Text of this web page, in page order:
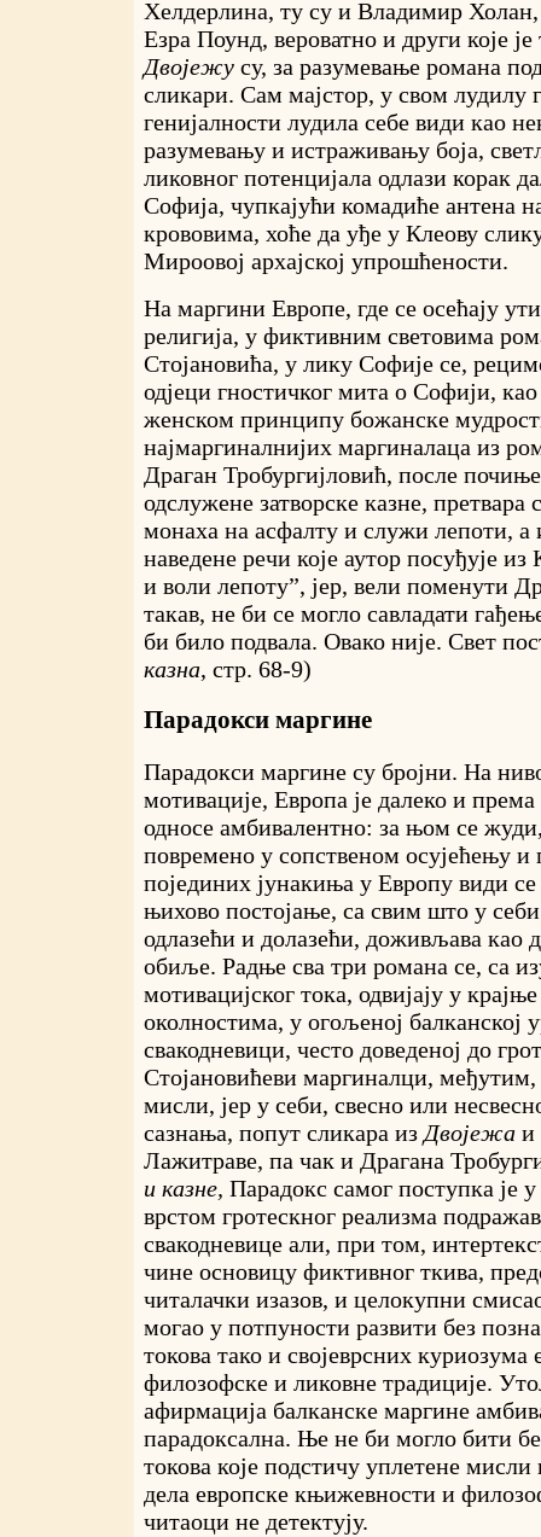
Хелдерлина, ту су и Владимир
Езра Поунд, вероватно и други које
Двојежу су, за разумевање романа
сликари. Сам мајстор, у свом лудилу
генијалности лудила себе види као
разумевању и истраживању боја,
ликовног потенцијала одлази корак
Софија, чупкајући комадиће антена
крововима, хоће да уђе у Клеову
Мироовој архајској упрошћености.
На маргини Европе, где се осећају
религија, у фиктивним световима
Стојановића, у лику Софије се,
одјеци гностичког мита о Софији,
женском принципу божанске
најмаргиналнијих маргиналаца из
Драган Тробургијловић, после
одслужене затворске казне, претвара
монаха на асфалту и служи лепоти, а
наведене речи које аутор посуђује из
и воли лепоту”, јер, вели поменути
такав, не би се могло савладати
би било подвала. Овако није. Свет
казна, стр. 68-9)
Парадокси маргине
Парадокси маргине су бројни. На
мотивације, Европа је далеко и
односе амбивалентно: за њом се
повремено у сопственом осујећењу и
појединих јунакиња у Европу види се
њихово постојање, са свим што у
одлазећи и долазећи, доживљава као
обиље. Радње сва три романа се, са
мотивацијског тока, одвијају у
околностима, у огољеној балканској
свакодневици, често доведеној до
Стојановићеви маргиналци, међутим,
мисли, јер у себи, свесно или
сазнања, попут сликара из Двојежа и
Лажитраве, па чак и Драгана
и казне, Парадокс самог поступка је
врстом гротескног реализма
свакодневице али, при том,
чине основицу фиктивног ткива,
читалачки изазов, и целокупни
могао у потпуности развити без
токова тако и својеврсних
филозофске и ликовне традиције.
афирмација балканске маргине
парадоксална. Ње не би могло бити
токова које подстичу уплетене мисли
дела европске књижевности и
читаоци не детектују.